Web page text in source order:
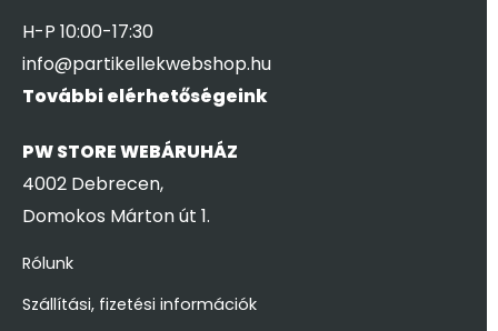
H-P 10:00-17:30
info@partikellekwebshop.hu
További elérhetőségeink
PW STORE WEBÁRUHÁZ
4002 Debrecen,
Domokos Márton út 1.
Rólunk
Szállítási, fizetési információk